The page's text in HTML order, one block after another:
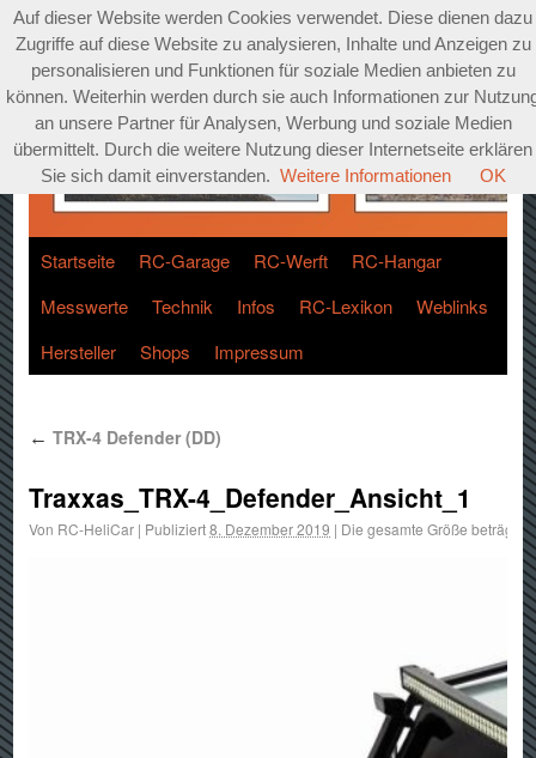
Startseite RC-Garage RC-Werft
RC-Hangar
Messwerte
Technik Infos RC-Lexikon
Weblinks
Hersteller
Shops Impressum
← TRX-4 Defender (DD)
Traxxas_TRX-4_Defender_Ansicht_1
Von RC-HeliCar | Publiziert8. Dezember 2019 | Die gesamte Größe beträgt
Auf dieser Website werden Cookies verwendet. Diese dienen dazu
Zugriffe auf diese Website zu analysieren, Inhalte und Anzeigen zu
personalisieren und Funktionen für soziale Medien anbieten zu
können. Weiterhin werden durch sie auch Informationen zur
an unsere Partner für Analysen, Werbung und soziale Medien
übermittelt. Durch die weitere Nutzung dieser Internetseite erklären
Sie sich damit einverstanden. Weitere Informationen OK